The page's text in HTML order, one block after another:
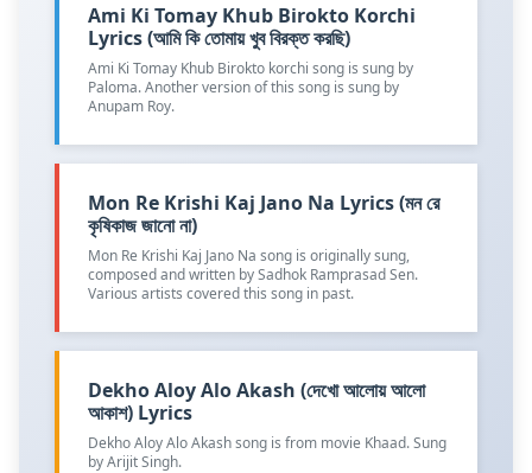
Ami Ki Tomay Khub Birokto Korchi
Lyrics (আমি কি তোমায় খুব বিরক্ত করছি)
Ami Ki Tomay Khub Birokto korchi song is sung by
Paloma. Another version of this song is sung by
Anupam Roy.
Mon Re Krishi Kaj Jano Na Lyrics (মন রে
কৃষিকাজ জানো না)
Mon Re Krishi Kaj Jano Na song is originally sung,
composed and written by Sadhok Ramprasad Sen.
Various artists covered this song in past.
Dekho Aloy Alo Akash (দেখো আলোয় আলো
আকাশ) Lyrics
Dekho Aloy Alo Akash song is from movie Khaad. Sung
by Arijit Singh.